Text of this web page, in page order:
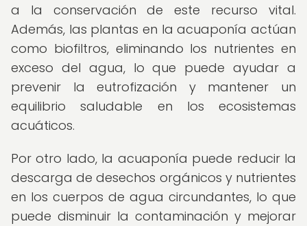
a la conservación de este recurso vital.
Además, las plantas en la acuaponía actúan
como biofiltros, eliminando los nutrientes en
exceso del agua, lo que puede ayudar a
prevenir la eutrofización y mantener un
equilibrio saludable en los ecosistemas
acuáticos.
Por otro lado, la acuaponía puede reducir la
descarga de desechos orgánicos y nutrientes
en los cuerpos de agua circundantes, lo que
puede disminuir la contaminación y mejorar